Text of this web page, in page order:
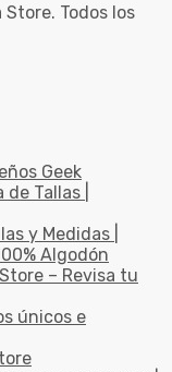
Todos los
Geek
Tallas |
y Medidas |
Algodón
– Revisa tu
únicos e